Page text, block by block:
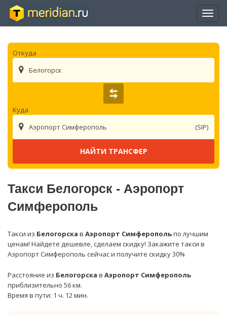
Откуда
Белогорск
Куда
(SIP)
Аэропорт Симферополь
Такси Белогорск - Аэропорт
Симферополь
Такси из Белогорска в Аэропорт Симферопольпо лучшим
ценам! Найдете дешевле, сделаем скидку! Закажите такси в
Аэропорт Симферополь сейчас и получите скидку 30%
Расстояние из Белогорска в Аэропорт Симферополь
приблизительно 56 км.
Время в пути: 1 ч. 12 мин.